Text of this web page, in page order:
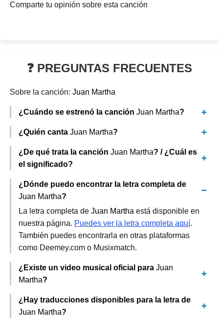
Comparte tu opinión sobre esta canción
❓ PREGUNTAS FRECUENTES
Sobre la canción: Juan Martha
¿Cuándo se estrenó la canción Juan Martha?
¿Quién canta Juan Martha?
¿De qué trata la canción Juan Martha? / ¿Cuál es
el significado?
¿Dónde puedo encontrar la letra completa de
Juan Martha?
La letra completa de Juan Martha está disponible en
nuestra página. Puedes ver la letra completa aquí.
También puedes encontrarla en otras plataformas
como Deemey.com o Musixmatch.
¿Existe un video musical oficial para Juan
Martha?
¿Hay traducciones disponibles para la letra de
Juan Martha?